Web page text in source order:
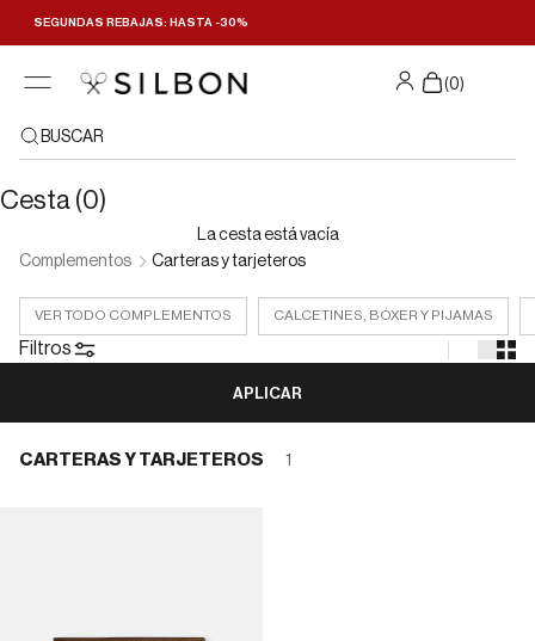
SEGUNDAS REBAJAS: HASTA -30%
(0)
BUSCAR
Cesta (0)
La cesta está vacía
Complementos
Carteras y tarjeteros
VER TODO COMPLEMENTOS CALCETINES, BÓXER Y PIJAMAS
Filtros
APLICAR
CARTERAS Y TARJETEROS 1